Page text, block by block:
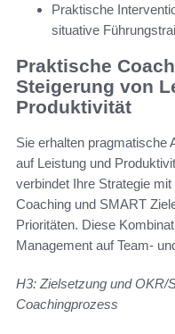
Praktische
situative
Praktische
Steigerung von
Produktivität
Sie erhalten pragmatische
auf Leistung und
verbindet Ihre Strategie
Coaching und SMART
Prioritäten. Diese
Management auf Team-
H3: Zielsetzung und OKR/
Coachingprozess